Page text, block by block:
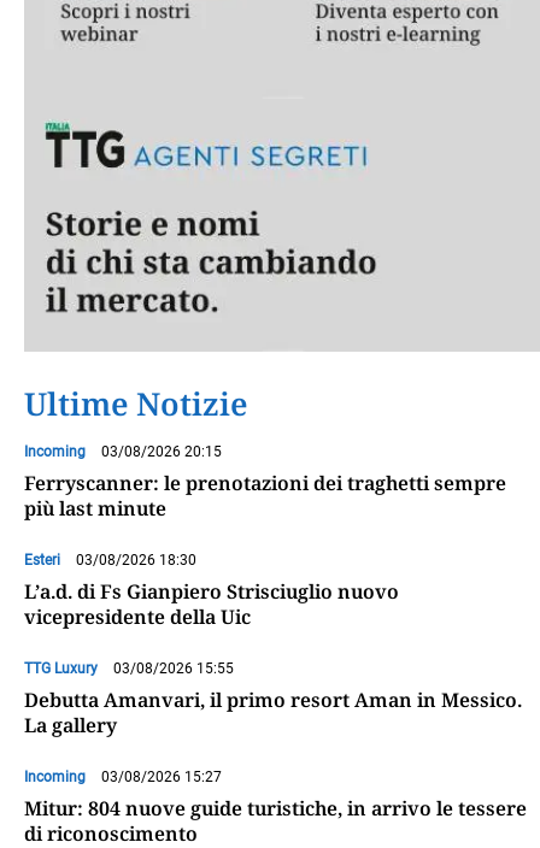
Ultime Notizie
Incoming 03/08/2026 20:15
Ferryscanner: le prenotazioni dei traghetti sempre
più last minute
Esteri 03/08/2026 18:30
L’a.d. di Fs Gianpiero Strisciuglio nuovo
vicepresidente della Uic
TTG Luxury 03/08/2026 15:55
Debutta Amanvari, il primo resort Aman in Messico.
La gallery
Incoming 03/08/2026 15:27
Mitur: 804 nuove guide turistiche, in arrivo le tessere
di riconoscimento